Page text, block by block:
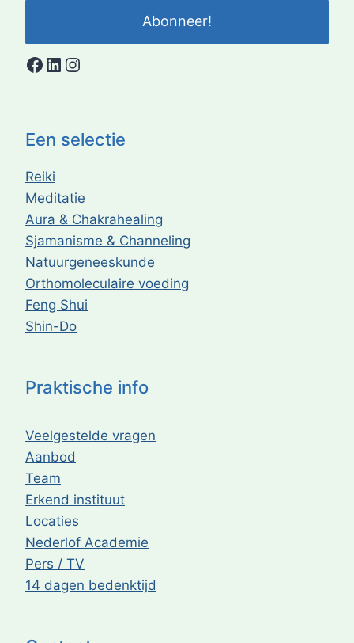
Praktische info
Veelgestelde vragen
Aanbod
Team
Erkend instituut
Locaties
Nederlof Academie
Pers / TV
14 dagen bedenktijd
Een selectie
Reiki
Meditatie
Aura & Chakrahealing
Sjamanisme & Channeling
Natuurgeneeskunde
Orthomoleculaire voeding
Feng Shui
Shin-Do
Abonneer!
Facebook
LinkedIn
Instagram